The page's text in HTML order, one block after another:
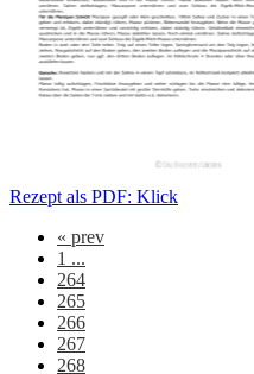
Rezept als PDF: Klick
« prev
1 ...
264
265
266
267
268